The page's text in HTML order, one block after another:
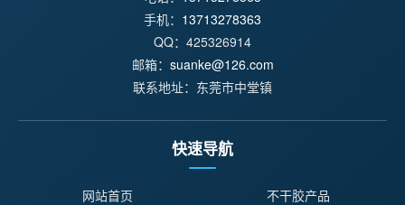
手机： 13713278363
QQ：425326914
邮箱： suanke@126.com
联系地址：东莞市中堂镇
快速导航
网站首页
不干胶产品